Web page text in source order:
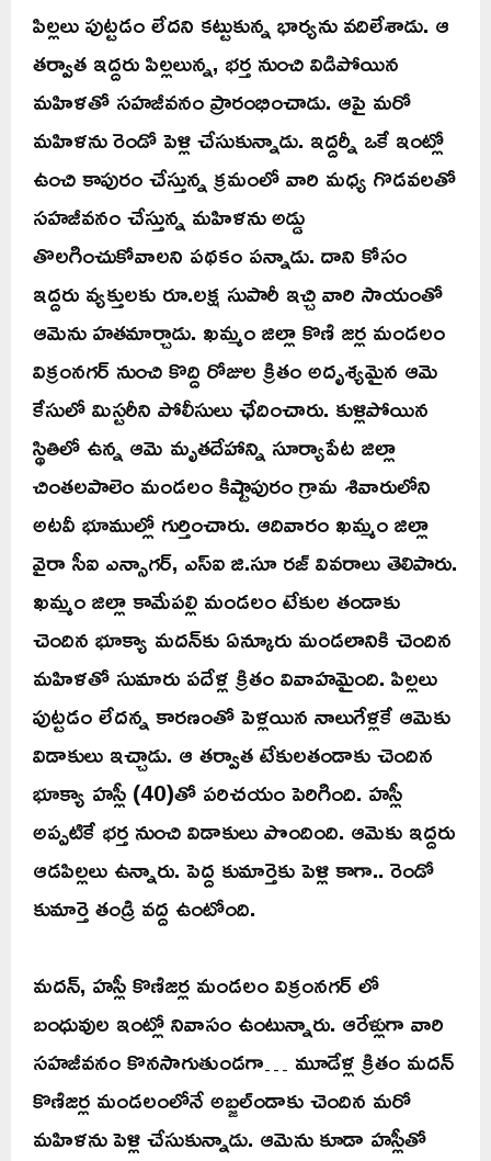
పిల్లలు పుట్టడం లేదని కట్టుకున్న భార్యను వదిలేశాడు. ఆ
తర్వాత ఇద్దరు పిల్లలున్న, భర్త నుంచి విడిపోయిన
మహిళతో సహజీవనం ప్రారంభించాడు. ఆపై మరో
మహిళను రెండో పెళ్లి చేసుకున్నాడు. ఇద్దర్నీ ఒకే ఇంట్లో
ఉంచి కాపురం చేస్తున్న క్రమంలో వారి మధ్య గొడవలతో
సహజీవనం చేస్తున్న మహిళను అడ్డు
తొలగించుకోవాలని పథకం పన్నాడు. దాని కోసం
ఇద్దరు వ్యక్తులకు రూ.లక్ష సుపారీ ఇచ్చి వారి సాయంతో
ఆమెను హతమార్చాడు. ఖమ్మం జిల్లా కొణి జర్ల మండలం
విక్రంనగర్ నుంచి కొద్ది రోజుల క్రితం అదృశ్యమైన ఆమె
కేసులో మిస్టరీని పోలీసులు ఛేదించారు. కుళ్లిపోయిన
స్థితిలో ఉన్న ఆమె మృతదేహాన్ని సూర్యాపేట జిల్లా
చింతలపాలెం మండలం కిష్టాపురం గ్రామ శివారులోని
అటవీ భూముల్లో గుర్తించారు. ఆదివారం ఖమ్మం జిల్లా
వైరా సీఐ ఎన్సాగర్, ఎస్ఐ జి.సూ రజ్ వివరాలు తెలిపారు.
ఖమ్మం జిల్లా కామేపల్లి మండలం టేకుల తండాకు
చెందిన భూక్యా మదన్‌కు ఏన్కూరు మండలానికి చెందిన
మహిళతో సుమారు పదేళ్ల క్రితం వివాహమైంది. పిల్లలు
పుట్టడం లేదన్న కారణంతో పెళ్లయిన నాలుగేళ్లకే ఆమెకు
విడాకులు ఇచ్చాడు. ఆ తర్వాత టేకులతండాకు చెందిన
భూక్యా హస్లీ (40)తో పరిచయం పెరిగింది. హస్లీ
అప్పటికే భర్త నుంచి విడాకులు పొందింది. ఆమెకు ఇద్దరు
ఆడపిల్లలు ఉన్నారు. పెద్ద కుమార్తెకు పెళ్లి కాగా.. రెండో
కుమార్తె తండ్రి వద్ద ఉంటోంది.
మదన్, హస్లీ కొణిజర్ల మండలం విక్రంనగర్ లో
బంధువుల ఇంట్లో నివాసం ఉంటున్నారు. ఆరేళ్లుగా వారి
సహజీవనం కొనసాగుతుండగా… మూడేళ్ల క్రితం మదన్
కొణిజర్ల మండలంలోనే అబ్జల్ండాకు చెందిన మరో
మహిళను పెళ్లి చేసుకున్నాడు. ఆమెను కూడా హస్లీతో